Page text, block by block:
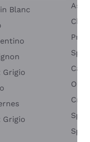
Blanc
Grigio
Grigio
Asti